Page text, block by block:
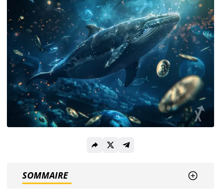
Guides
Acheter Bitcoin
Acheter Ethereum
Prédictions
SOMMAIRE